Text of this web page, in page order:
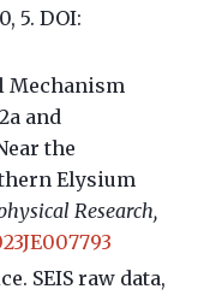
5. DOI:
Mechanism
and
the
Elysium
Research,
SEIS raw data,